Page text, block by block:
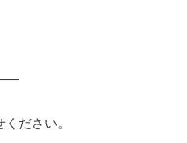
ださい。